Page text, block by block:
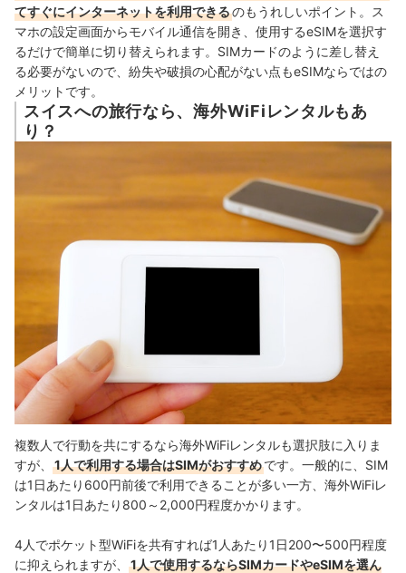
てすぐにインターネットを利用できるのもうれしいポイント。ス
マホの設定画面からモバイル通信を開き、使用するeSIMを選択す
るだけで簡単に切り替えられます。SIMカードのように差し替え
る必要がないので、紛失や破損の心配がない点もeSIMならではの
メリットです。
スイスへの旅行なら、海外WiFiレンタルもあ
り？
複数人で行動を共にするなら海外WiFiレンタルも選択肢に入りま
すが、
1人で利用する場合はSIMがおすすめです。一般的に、SIM
は1日あたり600円前後で利用できることが多い一方、海外WiFiレ
ンタルは1日あたり800～2,000円程度かかります。
4人でポケット型WiFiを共有すれば1人あたり1日200〜500円程度
に抑えられますが、
1人で使用するならSIMカードやeSIMを選ん